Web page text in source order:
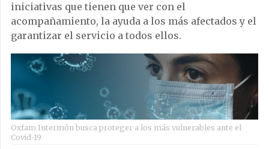
iniciativas que tienen que ver con el
acompañamiento, la ayuda a los más afectados y el
garantizar el servicio a todos ellos.
Oxfam Intermón busca proteger a los más vulnerables ante el
Covid-19